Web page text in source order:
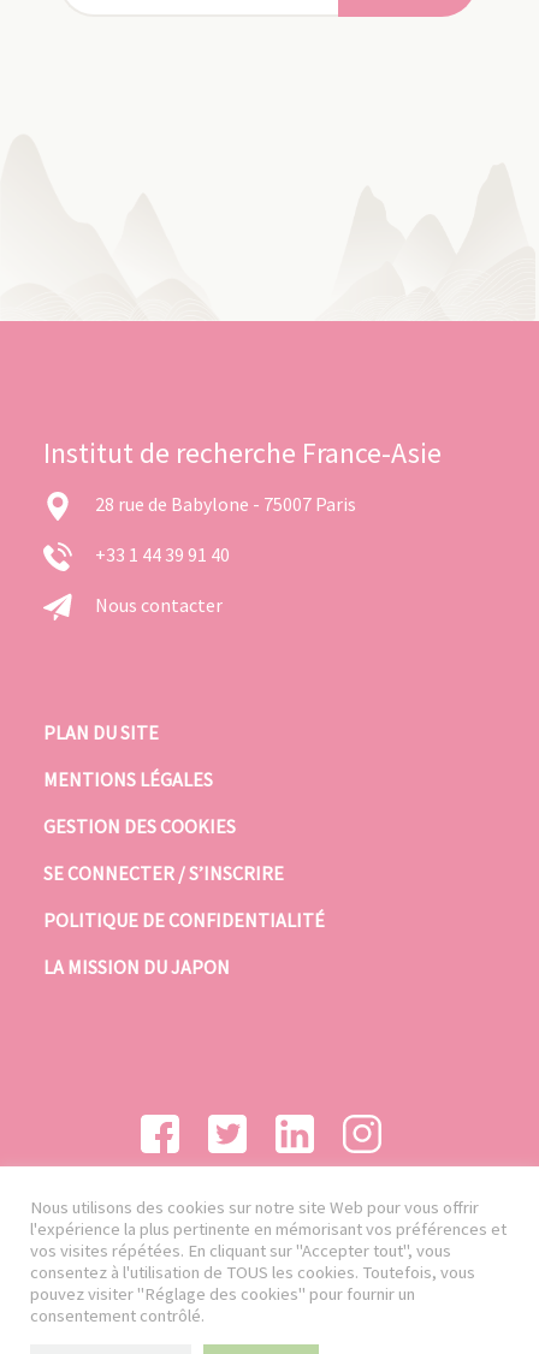
Institut de recherche France-Asie
28 rue de Babylone - 75007 Paris
+33 1 44 39 91 40
Nous contacter
PLAN DU SITE
MENTIONS LÉGALES
GESTION DES COOKIES
SE CONNECTER / S’INSCRIRE
POLITIQUE DE CONFIDENTIALITÉ
LA MISSION DU JAPON
Nous utilisons des cookies sur notre site Web pour vous offrir
l'expérience la plus pertinente en mémorisant vos préférences et
vos visites répétées. En cliquant sur "Accepter tout", vous
consentez à l'utilisation de TOUS les cookies. Toutefois, vous
pouvez visiter "Réglage des cookies" pour fournir un
consentement contrôlé.